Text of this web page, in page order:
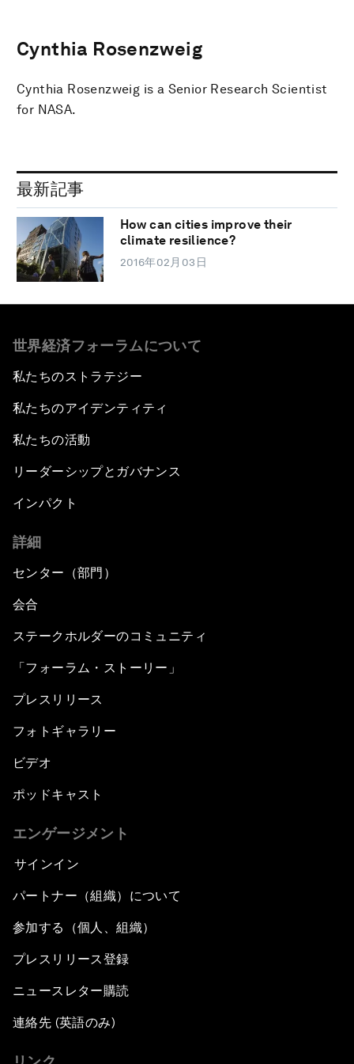
Cynthia Rosenzweig
Cynthia Rosenzweig is a Senior Research Scientist
for NASA.
最新記事
How can cities improve their
climate resilience?
2016年02月03日
世界経済フォーラムについて
私たちのストラテジー
私たちのアイデンティティ
私たちの活動
リーダーシップとガバナンス
インパクト
詳細
センター（部門）
会合
ステークホルダーのコミュニティ
「フォーラム・ストーリー」
プレスリリース
フォトギャラリー
ビデオ
ポッドキャスト
エンゲージメント
サインイン
パートナー（組織）について
参加する（個人、組織）
プレスリリース登録
ニュースレター購読
連絡先 (英語のみ)